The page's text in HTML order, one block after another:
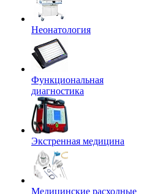
Неонатология
Функциональная
диагностика
Экстренная медицина
Медицинские расходные